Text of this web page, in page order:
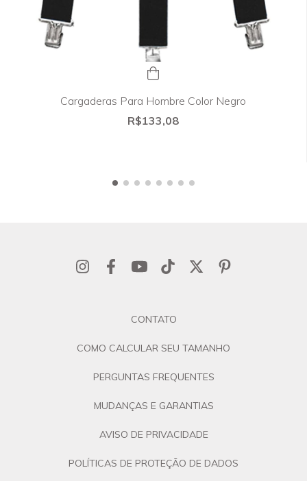
Cargaderas Para Hombre Color Negro
R$133,08
CONTATO
COMO CALCULAR SEU TAMANHO
PERGUNTAS FREQUENTES
MUDANÇAS E GARANTIAS
AVISO DE PRIVACIDADE
POLÍTICAS DE PROTEÇÃO DE DADOS